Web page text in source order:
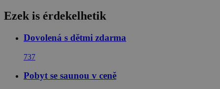
Ezek is érdekelhetik
Dovolená s dětmi zdarma
737
Pobyt se saunou v ceně